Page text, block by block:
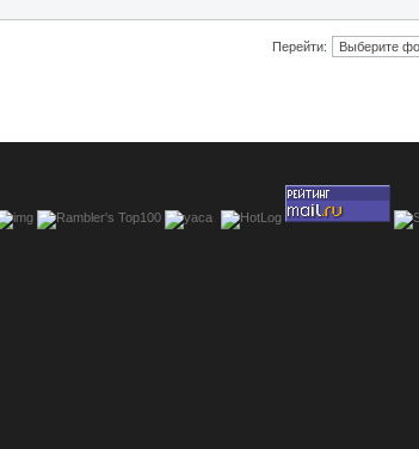
Перейти: